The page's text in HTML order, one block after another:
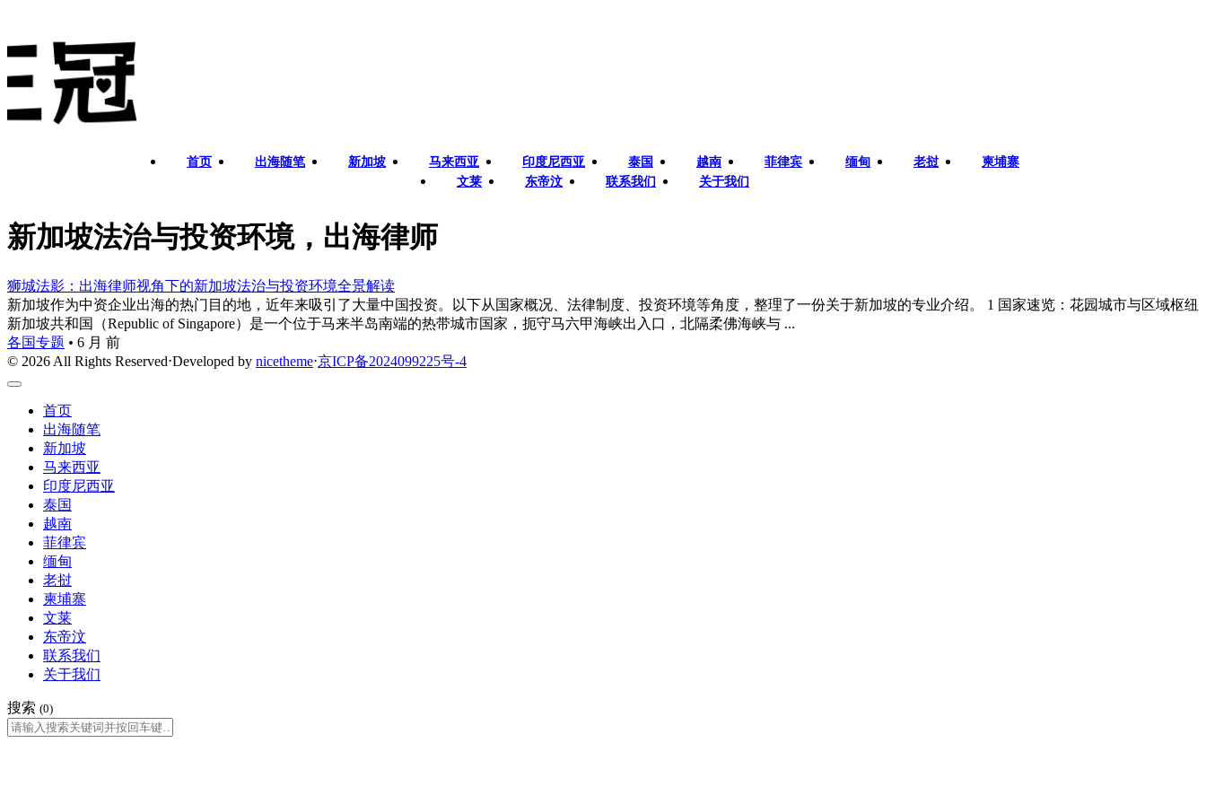
首页 出海随笔 新加坡 马来西亚 印度尼西亚 泰国 越南 菲律宾 缅甸 老挝
柬埔寨
文莱
东帝汶 联系我们 关于我们
新加坡法治与投资环境，出海律师
狮城法影：出海律师视角下的新加坡法治与投资环境全景解读
新加坡作为中资企业出海的热门目的地，近年来吸引了大量中国投资。以下从国家概况、法律制度、投资环境等角度，整理了一份关于新加坡的专业介绍。 1 国家速览：花园城市与区域枢纽
新加坡共和国（Republic of Singapore）是一个位于马来半岛南端的热带城市国家，扼守马六甲海峡出入口，北隔柔佛海峡与 ...
各国专题 • 6 月 前
© 2026 All Rights Reserved⋅Developed by nicetheme⋅京ICP备2024099225号-4
首页
出海随笔
新加坡
马来西亚
印度尼西亚
泰国
越南
菲律宾
缅甸
老挝
柬埔寨
文莱
东帝汶
联系我们
关于我们
搜索 (0)